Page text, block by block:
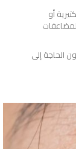
أو
الحاجة إلى